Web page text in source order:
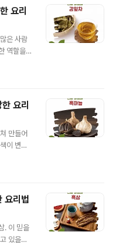
내 면역
에 대
전반적인
이러한 면
를 위한
요리
은 사람
역할을
다. 이
화제를
할을 합
화시키
대사를
욕 조절
다. 혈
요리
만들어
이 변하
산 과정
니다. 이
의 색이
및 효
트레스
또한, 혈
요리법
. 이 믿을
있을까